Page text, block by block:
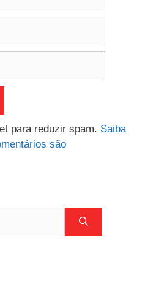
para reduzir spam. Saiba
são